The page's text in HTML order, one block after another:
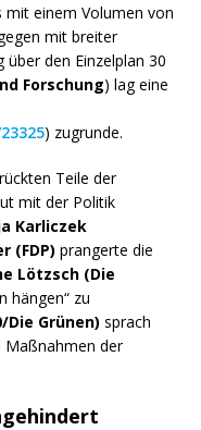
mit einem Volumen von
mit breiter
den Einzelplan 30
Forschung) lag eine
) zugrunde.
Teile der
mit der Politik
Karliczek
(FDP) prangerte die
Lötzsch (Die
hängen“ zu
Grünen) sprach
Maßnahmen der